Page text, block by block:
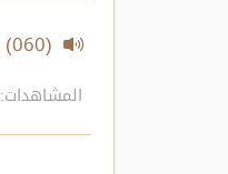
(060) قوله تعالى: {إِذْ قَالَتِ الْمَلَائِكَةُ يَا مَرْيَمُ إِنَّ اللَّهَ يُبَشِّرُكِ بِكَلِمَةٍ مِّنْهُ ..} الآية:45
المشاهدات: 1206